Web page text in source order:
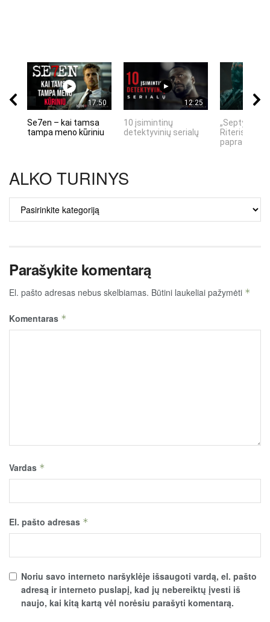
17:50
Se7en – kai tamsa
tampa meno kūriniu
12:25
10 įsimintinų
detektyvinių serialų
„Septynių
Riteris" – kai
ALKO TURINYS
TURINYS
Parašykite komentarą
El. pašto adresas nebus skelbiamas. Būtini laukeliai pažymėti *
Komentaras *
Vardas *
El. pašto adresas *
Noriu savo interneto naršyklėje išsaugoti vardą, el. pašto
adresą ir interneto puslapį, kad jų nebereiktų įvesti iš
naujo, kai kitą kartą vėl norėsiu parašyti komentarą.